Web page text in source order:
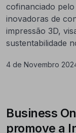
cofinanciado
inovadoras de
impressão 3D,
sustentabilidade
4 de Novembro
Business
promove a